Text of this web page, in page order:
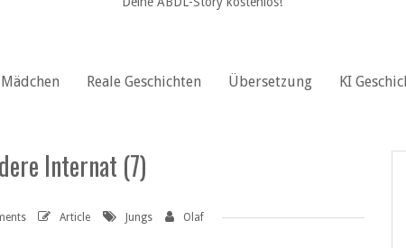
Mädchen Reale Geschichten Übersetzung KI
Internat (7)
Article Jungs Olaf